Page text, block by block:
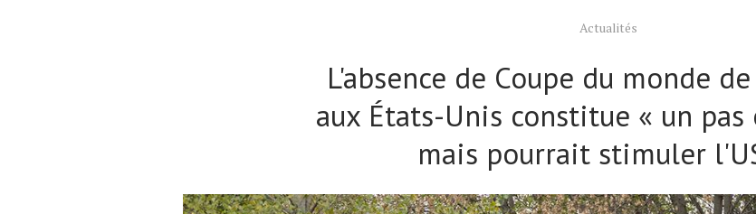
Actualités
L'absence de Coupe du monde
aux États-Unis constitue « un
mais pourrait stimuler